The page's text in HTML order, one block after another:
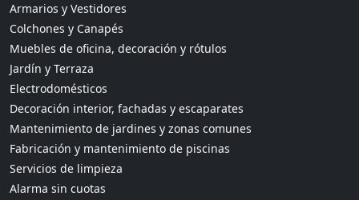
Armarios y Vestidores
Colchones y Canapés
Muebles de oficina, decoración y rótulos
Jardín y Terraza
Electrodomésticos
Decoración interior, fachadas y escaparates
Mantenimiento de jardines y zonas comunes
Fabricación y mantenimiento de piscinas
Servicios de limpieza
Alarma sin cuotas